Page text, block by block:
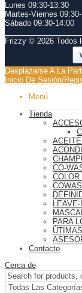
Lunes 09:30-13:30
Martes-Viernes 0
Sábado 09:30-14:00
Frizzy © 2026 Todos
Desplazarse A La
Inicio De Sesión/
Menú
Tienda
CO-
COLOR
LEAVE-
PARA
Contacto
Cerca de